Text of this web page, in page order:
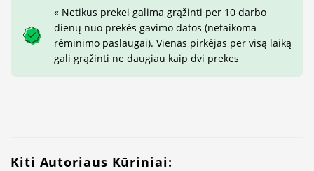
« Netikus prekei galima grąžinti per 10 darbo
dienų nuo prekės gavimo datos (netaikoma
rėminimo paslaugai). Vienas pirkėjas per visą laiką
gali grąžinti ne daugiau kaip dvi prekes
Kiti Autoriaus Kūriniai: